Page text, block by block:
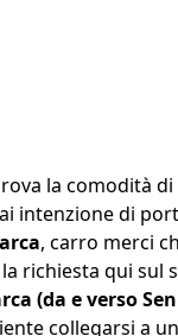
la comodità di
intenzione di
, carro merci
richiesta qui sul
(da e verso
collegarsi a